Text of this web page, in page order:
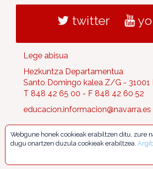
twitter
Lege abisua
Hezkuntza Departamentua
Santo Domingo kalea Z/G - 31001
T 848 42 65 00 - F 848 42 60 52
educacion.informacion@navarra.es
Webgune honek cookieak erabiltzen ditu, zure
dugu onartzen duzula cookieak erabiltzea.